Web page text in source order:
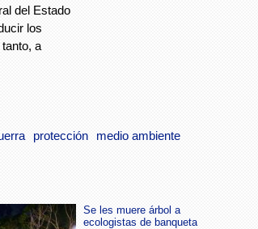
del Estado
los
a
protección medio ambiente
Se les muere árbol a
ecologistas de banqueta